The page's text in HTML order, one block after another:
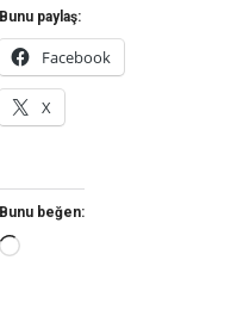
Bunu paylaş:
Facebook
X
Bunu beğen:
Yükleniyor...